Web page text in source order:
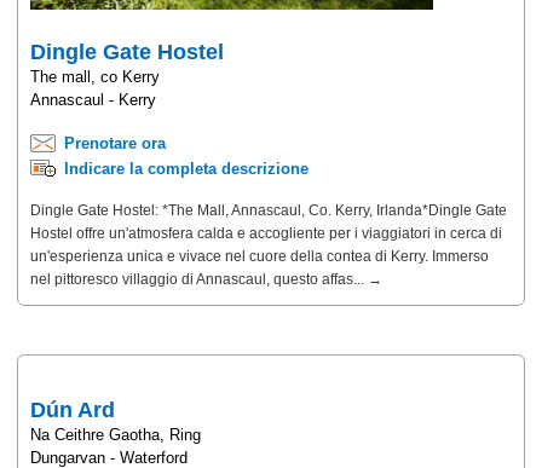
Dingle Gate Hostel
The mall, co Kerry
Annascaul - Kerry
Prenotare ora
Indicare la completa descrizione
Dingle Gate Hostel: *The Mall, Annascaul, Co. Kerry, Irlanda*Dingle Gate
Hostel offre un'atmosfera calda e accogliente per i viaggiatori in cerca di
un'esperienza unica e vivace nel cuore della contea di Kerry. Immerso
nel pittoresco villaggio di Annascaul, questo affas... →
Dún Ard
Na Ceithre Gaotha, Ring
Dungarvan - Waterford